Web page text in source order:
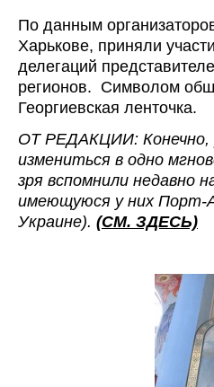
По данным
Харькове, приняли
делегаций
регионов. Символом
Георгиевская ленточка.
ОТ РЕДАКЦИИ: Конечно,
измениться в одно
зря вспомнили недавно
имеющуюся у них Порт-
Украине). (СМ. ЗДЕСЬ)